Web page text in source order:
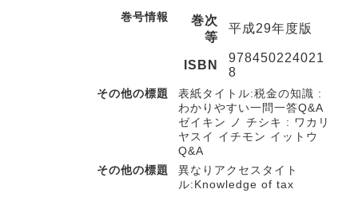
巻号情報
巻次
等
平成29年度版
ISBN
978450224021
8
その他の標題
表紙タイトル:税金の知識 :
わかりやすい一問一答Q&A
ゼイキン ノ チシキ : ワカリ
ヤスイ イチモン イットウ
Q&A
その他の標題
異なりアクセスタイト
ル:Knowledge of tax